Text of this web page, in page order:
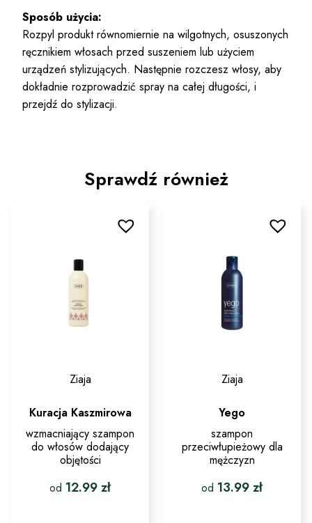
Sposób użycia:
Rozpyl produkt równomiernie na wilgotnych, osuszonych
ręcznikiem włosach przed suszeniem lub użyciem
urządzeń stylizujących. Następnie rozczesz włosy, aby
dokładnie rozprowadzić spray na całej długości, i
przejdź do stylizacji.
Sprawdź również
Ziaja
Kuracja Kaszmirowa
wzmacniający szampon
do włosów dodający
objętości
od 12.99zł
Ziaja
Yego
szampon
przeciwłupieżowy dla
mężczyzn
od 13.99zł